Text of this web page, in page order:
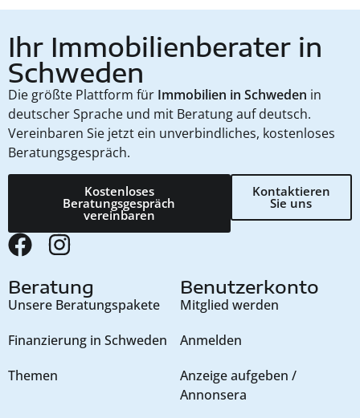
Ihr Immobilienberater in
Schweden
Die größte Plattform für Immobilien in Schweden in
deutscher Sprache und mit Beratung auf deutsch.
Vereinbaren Sie jetzt ein unverbindliches, kostenloses
Beratungsgespräch.
Kostenloses
Beratungsgespräch
vereinbaren
Kontaktieren
Sie uns
Beratung
Unsere Beratungspakete
Finanzierung in Schweden
Themen
Benutzerkonto
Mitglied werden
Anmelden
Anzeige aufgeben /
Annonsera